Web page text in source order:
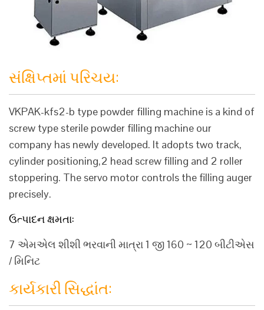
સંક્ષિપ્તમાં પરિચય:
VKPAK-kfs2-b type powder filling machine is a kind of
screw type sterile powder filling machine our
company has newly developed. It adopts two track,
cylinder positioning,2 head screw filling and 2 roller
stoppering. The servo motor controls the filling auger
precisely.
ઉત્પાદન ક્ષમતા:
7 એમએલ શીશી ભરવાની માત્રા 1 જી 160 ~ 120 બીટીએસ
/ મિનિટ
કાર્યકારી સિદ્ધાંત: